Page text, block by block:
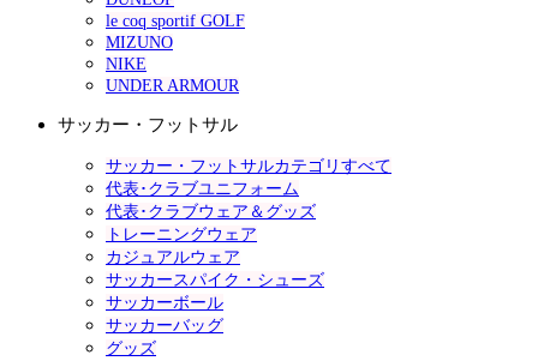
le coq sportif GOLF
MIZUNO
NIKE
UNDER ARMOUR
サッカー・フットサル
サッカー・フットサルカテゴリすべて
代表･クラブユニフォーム
代表･クラブウェア＆グッズ
トレーニングウェア
カジュアルウェア
サッカースパイク・シューズ
サッカーボール
サッカーバッグ
グッズ